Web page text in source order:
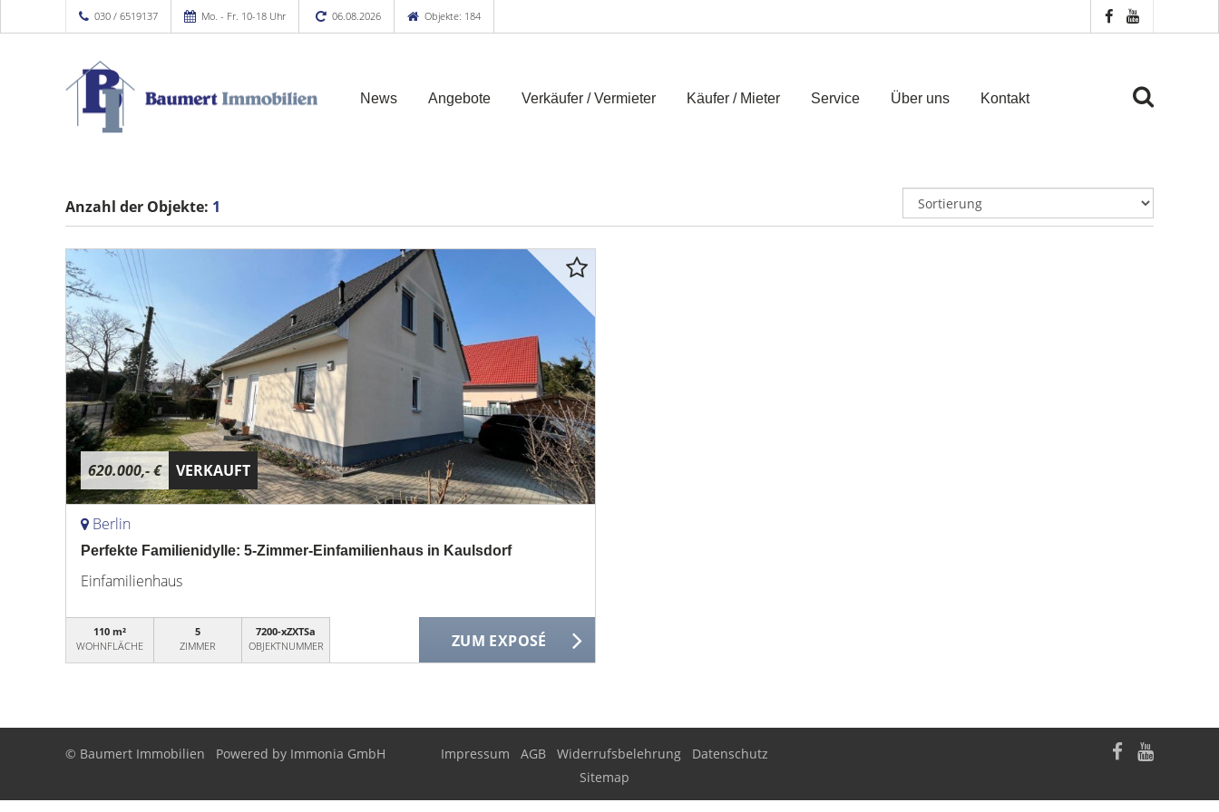
030 / 6519137 Mo. - Fr. 10-18 Uhr 06.08.2026 Objekte: 184
News Angebote Verkäufer / Vermieter Käufer / Mieter Service Über uns Kontakt
Anzahl der Objekte: 1
620.000,- € VERKAUFT
Berlin
Perfekte Familienidylle: 5-Zimmer-Einfamilienhaus in Kaulsdorf
Einfamilienhaus
110 m²
WOHNFLÄCHE
5
ZIMMER
7200-xZXTSa
OBJEKTNUMMER
ZUM EXPOSÉ
© Baumert Immobilien Powered by Immonia GmbH Impressum AGB Widerrufsbelehrung
Datenschutz
Sitemap